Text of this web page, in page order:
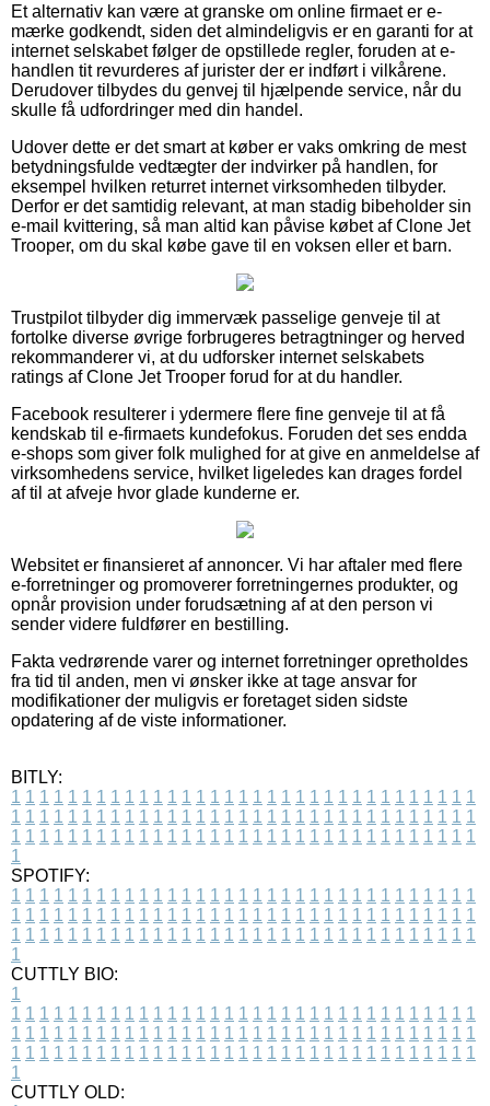
Et alternativ kan være at granske om online firmaet er e-
mærke godkendt, siden det almindeligvis er en garanti for at
internet selskabet følger de opstillede regler, foruden at e-
handlen tit revurderes af jurister der er indført i vilkårene.
Derudover tilbydes du genvej til hjælpende service, når du
skulle få udfordringer med din handel.
Udover dette er det smart at køber er vaks omkring de mest
betydningsfulde vedtægter der indvirker på handlen, for
eksempel hvilken returret internet virksomheden tilbyder.
Derfor er det samtidig relevant, at man stadig bibeholder sin
e-mail kvittering, så man altid kan påvise købet af Clone Jet
Trooper, om du skal købe gave til en voksen eller et barn.
Trustpilot tilbyder dig immervæk passelige genveje til at
fortolke diverse øvrige forbrugeres betragtninger og herved
rekommanderer vi, at du udforsker internet selskabets
ratings af Clone Jet Trooper forud for at du handler.
Facebook resulterer i ydermere flere fine genveje til at få
kendskab til e-firmaets kundefokus. Foruden det ses endda
e-shops som giver folk mulighed for at give en anmeldelse af
virksomhedens service, hvilket ligeledes kan drages fordel
af til at afveje hvor glade kunderne er.
Websitet er finansieret af annoncer. Vi har aftaler med flere
e-forretninger og promoverer forretningernes produkter, og
opnår provision under forudsætning af at den person vi
sender videre fuldfører en bestilling.
Fakta vedrørende varer og internet forretninger opretholdes
fra tid til anden, men vi ønsker ikke at tage ansvar for
modifikationer der muligvis er foretaget siden sidste
opdatering af de viste informationer.
BITLY:
1 1 1 1 1 1 1 1 1 1 1 1 1 1 1 1 1 1 1 1 1 1 1 1 1 1 1 1 1 1 1 1 1
1 1 1 1 1 1 1 1 1 1 1 1 1 1 1 1 1 1 1 1 1 1 1 1 1 1 1 1 1 1 1 1 1
1 1 1 1 1 1 1 1 1 1 1 1 1 1 1 1 1 1 1 1 1 1 1 1 1 1 1 1 1 1 1 1 1
1
SPOTIFY:
1 1 1 1 1 1 1 1 1 1 1 1 1 1 1 1 1 1 1 1 1 1 1 1 1 1 1 1 1 1 1 1 1
1 1 1 1 1 1 1 1 1 1 1 1 1 1 1 1 1 1 1 1 1 1 1 1 1 1 1 1 1 1 1 1 1
1 1 1 1 1 1 1 1 1 1 1 1 1 1 1 1 1 1 1 1 1 1 1 1 1 1 1 1 1 1 1 1 1
1
CUTTLY BIO:
1
1 1 1 1 1 1 1 1 1 1 1 1 1 1 1 1 1 1 1 1 1 1 1 1 1 1 1 1 1 1 1 1 1
1 1 1 1 1 1 1 1 1 1 1 1 1 1 1 1 1 1 1 1 1 1 1 1 1 1 1 1 1 1 1 1 1
1 1 1 1 1 1 1 1 1 1 1 1 1 1 1 1 1 1 1 1 1 1 1 1 1 1 1 1 1 1 1 1 1
1
CUTTLY OLD: